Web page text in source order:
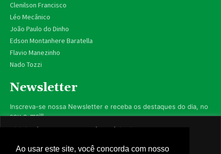
Valorizamos sua privacidade
Utilizamos cookies para aprimorar sua experiência de
Clenilson Francisco
Léo Mecânico
João Paulo do Dinho
Edson Montanhere Baratella
Flavio Manezinho
Nado Tozzi
Newsletter
Inscreva-se nossa Newsletter e receba os destaques do dia, no
seu e-mail!
Ao usar este site, você concorda com nosso